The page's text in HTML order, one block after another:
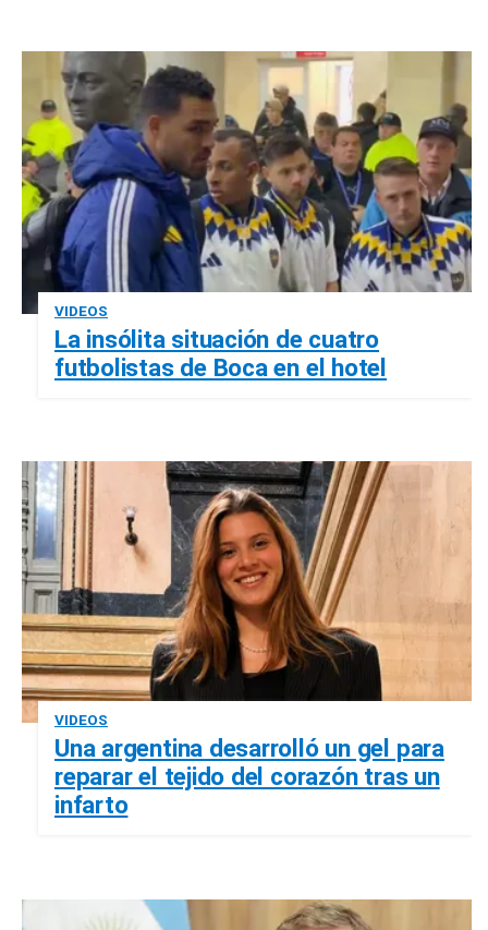
VIDEOS
La insólita situación de cuatro
futbolistas de Boca en el hotel
VIDEOS
Una argentina desarrolló un gel para
reparar el tejido del corazón tras un
infarto